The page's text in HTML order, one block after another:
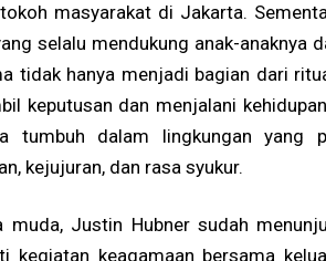
masyarakat di Jakarta.
selalu mendukung anak-anaknya
tidak hanya menjadi bagian dari
keputusan dan menjalani
tumbuh dalam lingkungan yang
kejujuran, dan rasa syukur.
muda, Justin Hubner sudah
kegiatan keagamaan bersama